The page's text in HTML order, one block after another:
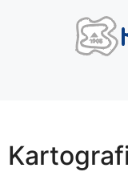
Kartografi